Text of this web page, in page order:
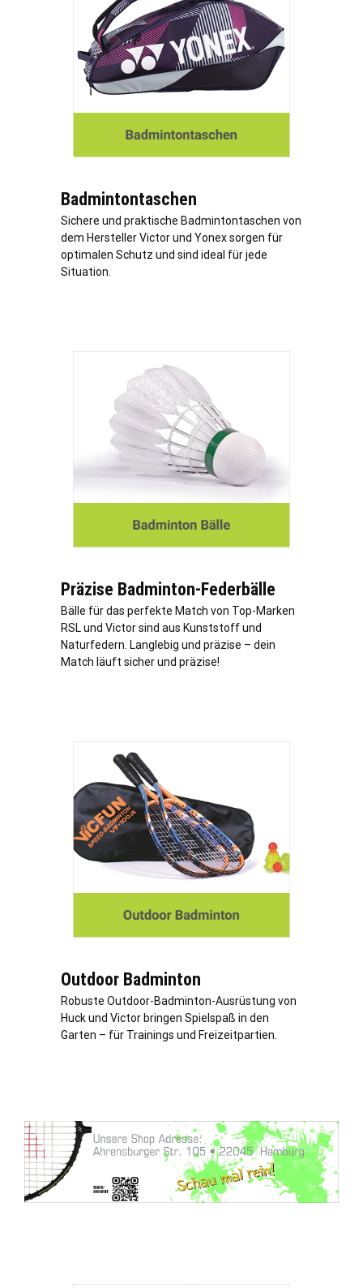
Badmintontaschen
Sichere und praktische Badmintontaschen von
dem Hersteller Victor und Yonex sorgen für
optimalen Schutz und sind ideal für jede
Situation.
Präzise Badminton-Federbälle
Bälle für das perfekte Match von Top-Marken
RSL und Victor sind aus Kunststoff und
Naturfedern. Langlebig und präzise – dein
Match läuft sicher und präzise!
Outdoor Badminton
Robuste Outdoor-Badminton-Ausrüstung von
Huck und Victor bringen Spielspaß in den
Garten – für Trainings und Freizeitpartien.